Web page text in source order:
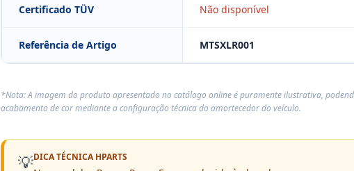
Certificado TÜV Não disponível
Referência de Artigo MTSXLR001
*Nota: A imagem do produto apresentado no catálogo online é puramente ilustrativa,
acabamento de cor mediante a configuração técnica do amortecedor do veículo.
💡DICA TÉCNICA HPARTS